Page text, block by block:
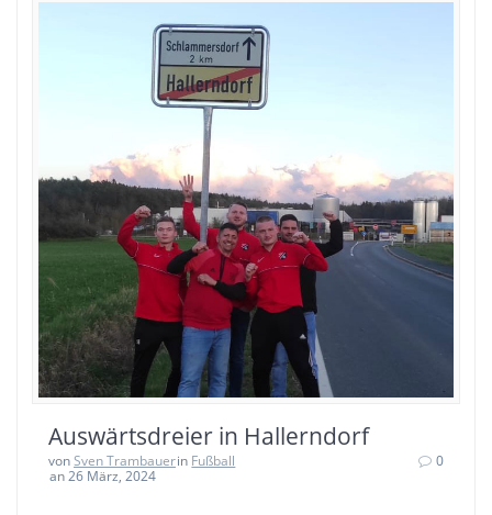
Auswärtsdreier in Hallerndorf
vonSven Trambauerin Fußball
an 26 März, 2024
0